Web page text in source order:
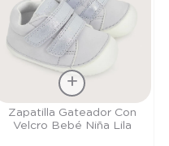
Talla
Zapatilla Gateador Con
Velcro Bebé Niña Lila